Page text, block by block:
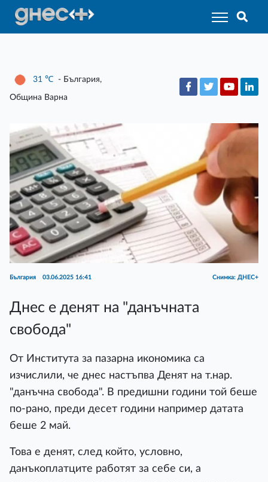
31 ℃ - България,
Община Варна
България 03.06.2025 16:41 Снимка: ДНЕС+
Днес е денят на "данъчната
свобода"
От Института за пазарна икономика са
изчислили, че днес настъпва Денят на т.нар.
"данъчна свобода". В предишни години той беше
по-рано, преди десет години например датата
беше 2 май.
Това е денят, след който, условно,
данъкоплатците работят за себе си, а